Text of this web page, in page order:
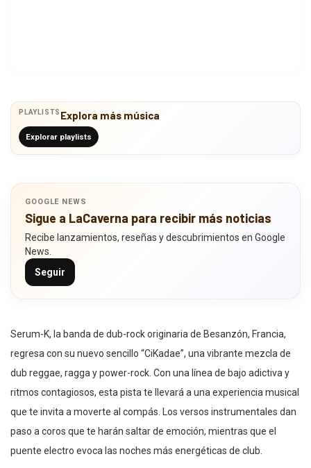
PLAYLISTS Explora más música
Explorar playlists
GOOGLE NEWS
Sigue a LaCaverna para recibir más noticias
Recibe lanzamientos, reseñas y descubrimientos en Google
News.
Seguir
Serum-K, la banda de dub-rock originaria de Besanzón, Francia,
regresa con su nuevo sencillo “CiKadae”, una vibrante mezcla de
dub reggae, ragga y power-rock. Con una línea de bajo adictiva y
ritmos contagiosos, esta pista te llevará a una experiencia musical
que te invita a moverte al compás. Los versos instrumentales dan
paso a coros que te harán saltar de emoción, mientras que el
puente electro evoca las noches más energéticas de club.